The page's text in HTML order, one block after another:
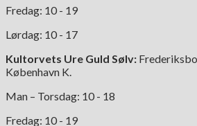
Fredag: 10 - 19
Lørdag: 10 - 17
Kultorvets Ure Guld Sølv:
København K.
Man – Torsdag: 10 - 18
Fredag: 10 - 19